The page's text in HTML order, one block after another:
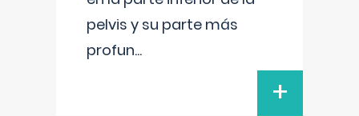
pelvis y su parte más
profun...
+